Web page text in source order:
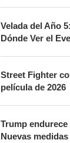
Velada del Año
Dónde Ver el
Street Fighter
película de 2026
Trump
Nuevas